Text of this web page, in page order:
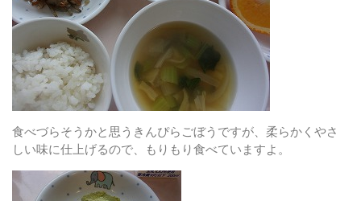
食べづらそうかと思うきんぴらごぼうですが、柔らかくやさ
しい味に仕上げるので、もりもり食べていますよ。